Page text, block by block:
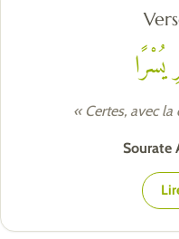
« Certes, avec
Sourate